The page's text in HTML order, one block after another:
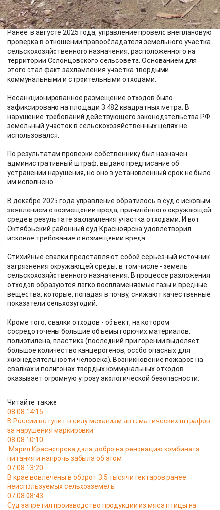
соответствии с целевым назначением и разрешённым видом
использования путём ликвидации несанкционированной
свалки твердых отходов.
Ранее, в августе 2025 года, управление провело внеплановую
проверка в отношении правообладателя земельного участка
сельскохозяйственного назначения, расположенного на
территории Солонцовского сельсовета. Основанием для
этого стал факт захламления участка твёрдыми
коммунальными и строительными отходами.
Несанкционированное размещение отходов было
зафиксировано на площади 3 482 квадратных метра. В
нарушение требований действующего законодательства РФ
земельный участок в сельскохозяйственных целях не
использовался.
По результатам проверки собственнику был назначен
административный штраф, выдано предписание об
устранении нарушения, но оно в установленный срок не было
им исполнено.
В декабре 2025 года управление обратилось в суд с исковым
заявлением о возмещении вреда, причинённого окружающей
среде в результате захламления участка отходами. И вот
Октябрьский районный суд Красноярска удовлетворил
исковое требование о возмещении вреда.
Стихийные свалки представляют собой серьёзный источник
загрязнения окружающей среды, в том числе - земель
сельскохозяйственного назначения. В процессе разложения
отходов образуются легко воспламеняемые газы и вредные
вещества, которые, попадая в почву, снижают качественные
показатели сельхозугодий.
Кроме того, свалки отходов - объект, на котором
сосредоточены большие объёмы горючих материалов:
полиэтилена, пластика (последний при горении выделяет
большое количество канцерогенов, особо опасных для
жизнедеятельности человека). Возникновение пожаров на
свалках и полигонах твёрдых коммунальных отходов
оказывает огромную угрозу экологической безопасности.
Читайте также
08.08 14:15
В России вступит в силу механизм автоматических штрафов
за нарушения маркировки
08.08 10:10
Мэрия Красноярска дала добро на реновацию комбината
питания и напрочь забыла об этом
07.08 13:20
В крае вовлечены в оборот 3,5 тысячи гектаров ранее
неиспользуемых сельхозземель
07.08 08:43
Суд запретил производство продукции из мяса птицы на